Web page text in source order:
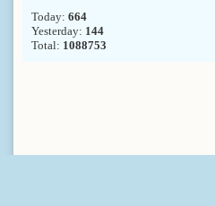
Today: 664
Yesterday: 144
Total: 1088753